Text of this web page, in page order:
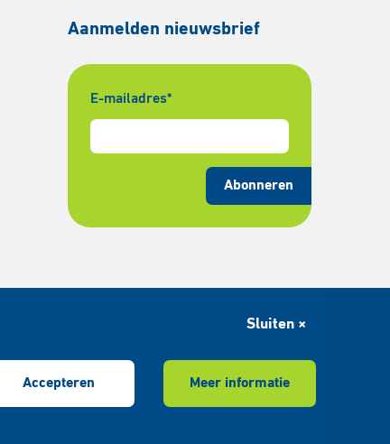
Aanmelden nieuwsbrief
E-mailadres*
Abonneren
Sluiten ×
Accepteren Meer informatie